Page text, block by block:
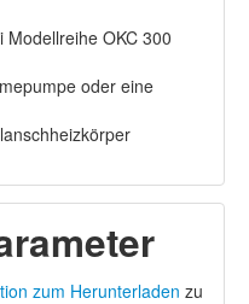
Modellreihe OKC 300
oder eine
zum Herunterladen zu